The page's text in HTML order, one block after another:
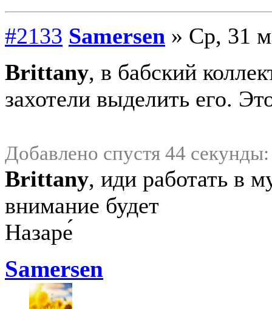
#2133 Samersen » Ср, 31
Brittany, в бабский
захотели выделить его.
Добавлено спустя 44 секунды:
Brittany, иди работать в
внимание будет
Назаре́
Samersen